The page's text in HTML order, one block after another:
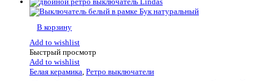
В корзину
Add to wishlist
Быстрый просмотр
Add to wishlist
Белая керамика, Ретро выключатели